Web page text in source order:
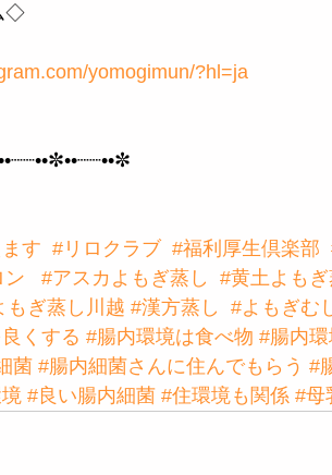
◇
yomogimun/?hl=ja
す #リロクラブ #福利厚生倶楽部
ン
#アスカよもぎ蒸し #黄土よも
もぎ蒸し川越 #漢方蒸し #よもぎむ
くする #腸内環境は食べ物 #腸内
菌 #腸内細菌さんに住んでもらう #
#良い腸内細菌 #住環境も関係 #母